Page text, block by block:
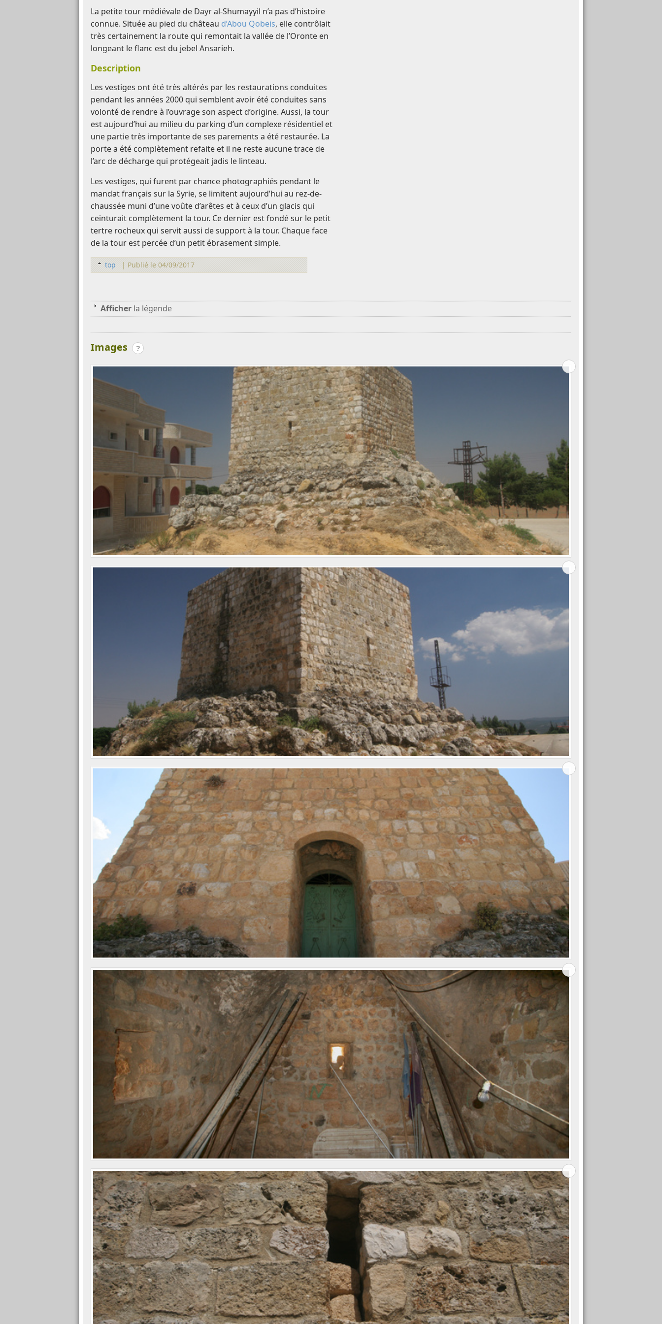
La petite tour médiévale de Dayr al-Shumayyil n’a pas d’histoire
connue. Située au pied du château d’Abou Qobeis, elle contrôlait
très certainement la route qui remontait la vallée de l’Oronte en
longeant le flanc est du jebel Ansarieh.
Description
Les vestiges ont été très altérés par les restaurations conduites
pendant les années 2000 qui semblent avoir été conduites sans
volonté de rendre à l’ouvrage son aspect d’origine. Aussi, la tour
est aujourd’hui au milieu du parking d’un complexe résidentiel et
une partie très importante de ses parements a été restaurée. La
porte a été complètement refaite et il ne reste aucune trace de
l’arc de décharge qui protégeait jadis le linteau.
Les vestiges, qui furent par chance photographiés pendant le
mandat français sur la Syrie, se limitent aujourd’hui au rez-de-
chaussée muni d’une voûte d’arêtes et à ceux d’un glacis qui
ceinturait complètement la tour. Ce dernier est fondé sur le petit
tertre rocheux qui servit aussi de support à la tour. Chaque face
de la tour est percée d’un petit ébrasement simple.
top | Publié le 04/09/2017
Afficher la légende
Images ?